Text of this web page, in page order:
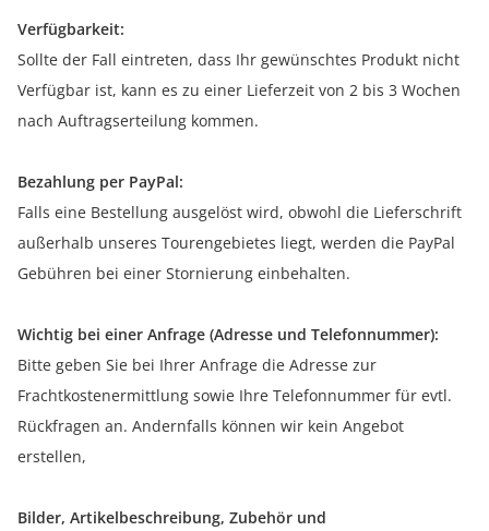
Verfügbarkeit:
Sollte der Fall eintreten, dass Ihr gewünschtes Produkt nicht
Verfügbar ist, kann es zu einer Lieferzeit von 2 bis 3 Wochen
nach Auftragserteilung kommen.
Bezahlung per PayPal:
Falls eine Bestellung ausgelöst wird, obwohl die Lieferschrift
außerhalb unseres Tourengebietes liegt, werden die PayPal
Gebühren bei einer Stornierung einbehalten.
Wichtig bei einer Anfrage (Adresse und Telefonnummer):
Bitte geben Sie bei Ihrer Anfrage die Adresse zur
Frachtkostenermittlung sowie Ihre Telefonnummer für evtl.
Rückfragen an. Andernfalls können wir kein Angebot
erstellen,
Bilder, Artikelbeschreibung, Zubehör und